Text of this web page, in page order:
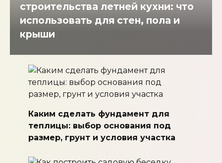
строительства летней кухни: что
использовать для стен, пола и
крыши
Каким сделать фундамент для
теплицы: выбор основания под
размер, грунт и условия участка